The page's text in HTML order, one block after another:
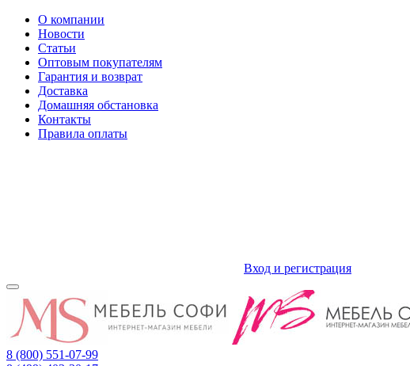
О компании
Новости
Статьи
Оптовым покупателям
Гарантия и возврат
Доставка
Домашняя обстановка
Контакты
Правила оплаты
Вход и регистрация
8 (800) 551-07-99